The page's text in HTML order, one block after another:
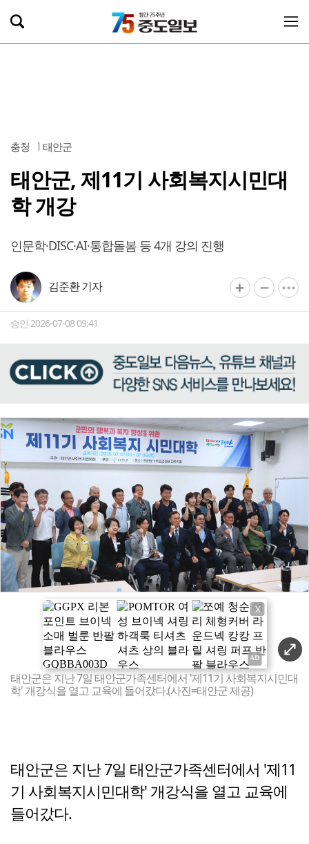
충청 태안군
태안군, 제11기 사회복지시민대
학 개강
인문학·DISC·AI·통합돌봄 등 4개 강의 진행
김준환 기자
승인 2026-07-08 09:41
X
태안군은 지난 7일 태안군가족센터에서 '제11기 사회복지시민대
학' 개강식을 열고 교육에 들어갔다.(사진=태안군 제공)
태안군은 지난 7일 태안군가족센터에서 '제11
기 사회복지시민대학' 개강식을 열고 교육에
들어갔다.